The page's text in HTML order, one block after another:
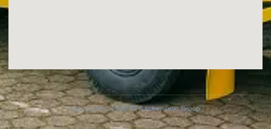
Copyright © 2025 PT Sumber Joyo Group